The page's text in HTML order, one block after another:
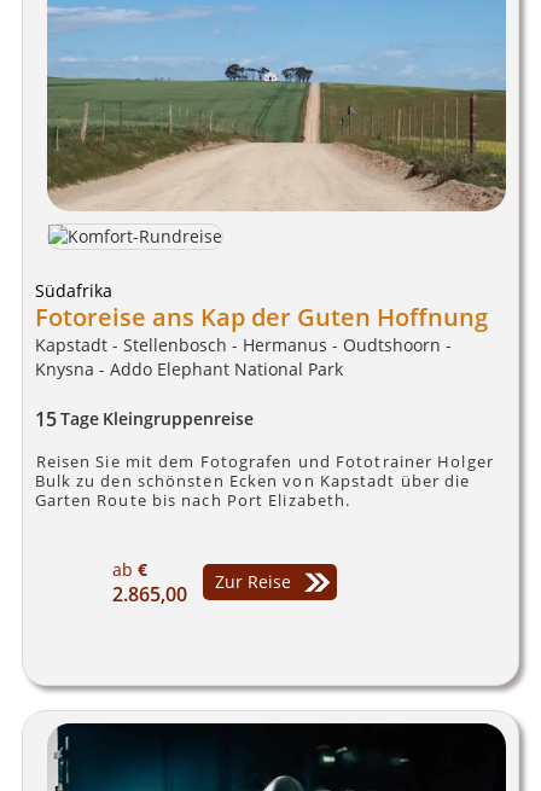
Südafrika
Fotoreise ans Kap der Guten Hoffnung
Kapstadt - Stellenbosch - Hermanus - Oudtshoorn -
Knysna - Addo Elephant National Park
15Tage Kleingruppenreise
Reisen Sie mit dem Fotografen und Fototrainer Holger
Bulk zu den schönsten Ecken von Kapstadt über die
Garten Route bis nach Port Elizabeth.
ab €
2.865,00 Zur Reise